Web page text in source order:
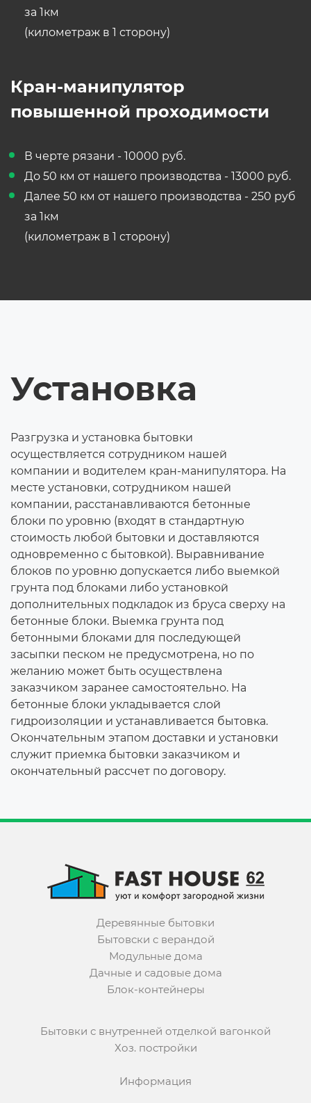
за 1км
(километраж в 1 сторону)
Кран-манипулятор
повышенной проходимости
В черте рязани - 10000 руб.
До 50 км от нашего производства - 13000 руб.
Далее 50 км от нашего производства - 250 руб
за 1км
(километраж в 1 сторону)
Установка
Разгрузка и установка бытовки
осуществляется сотрудником нашей
компании и водителем кран-манипулятора. На
месте установки, сотрудником нашей
компании, расстанавливаются бетонные
блоки по уровню (входят в стандартную
стоимость любой бытовки и доставляются
одновременно с бытовкой). Выравнивание
блоков по уровню допускается либо выемкой
грунта под блоками либо установкой
дополнительных подкладок из бруса сверху на
бетонные блоки. Выемка грунта под
бетонными блоками для последующей
засыпки песком не предусмотрена, но по
желанию может быть осуществлена
заказчиком заранее самостоятельно. На
бетонные блоки укладывается слой
гидроизоляции и устанавливается бытовка.
Окончательным этапом доставки и установки
служит приемка бытовки заказчиком и
окончательный рассчет по договору.
Деревянные бытовки
Бытовски с верандой
Модульные дома
Дачные и садовые дома
Блок-контейнеры
Бытовки с внутренней отделкой вагонкой
Хоз. постройки
Информация